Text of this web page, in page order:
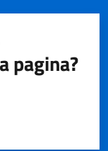
pagina?